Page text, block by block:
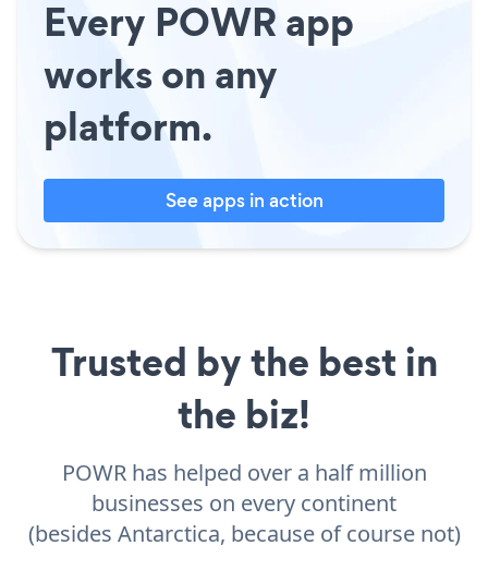
Every POWR app
works on any
platform.
See apps in action
Trusted by the best in
the biz!
POWR has helped over a half million
businesses on every continent
(besides Antarctica, because of course not)